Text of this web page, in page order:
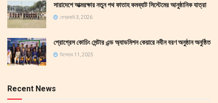
সারাদেশে আত্মরক্ষার নতুন পথ ফাতাহ কমব্যাট সিস্টেমের আনুষ্ঠানিক যাত্রা
ফেব্রুয়ারি 3, 2026
প্রোগ্রেস কোচিং সেন্টার এন্ড অ্যাডমিশন কেয়ারে নবীন বরণ অনুষ্ঠান অনুষ্ঠিত
ডিসেম্বর 11, 2025
Recent News